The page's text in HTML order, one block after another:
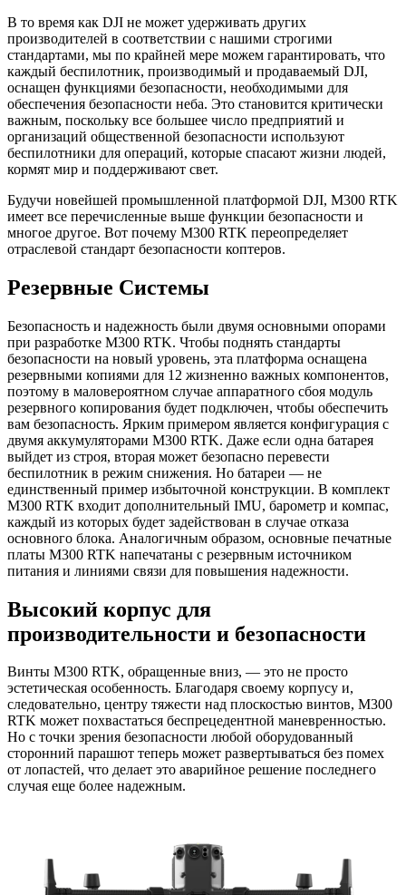
В то время как DJI не может удерживать других
производителей в соответствии с нашими строгими
стандартами, мы по крайней мере можем гарантировать, что
каждый беспилотник, производимый и продаваемый DJI,
оснащен функциями безопасности, необходимыми для
обеспечения безопасности неба. Это становится критически
важным, поскольку все большее число предприятий и
организаций общественной безопасности используют
беспилотники для операций, которые спасают жизни людей,
кормят мир и поддерживают свет.
Будучи новейшей промышленной платформой DJI, M300 RTK
имеет все перечисленные выше функции безопасности и
многое другое. Вот почему M300 RTK переопределяет
отраслевой стандарт безопасности коптеров.
Резервные Системы
Безопасность и надежность были двумя основными опорами
при разработке M300 RTK. Чтобы поднять стандарты
безопасности на новый уровень, эта платформа оснащена
резервными копиями для 12 жизненно важных компонентов,
поэтому в маловероятном случае аппаратного сбоя модуль
резервного копирования будет подключен, чтобы обеспечить
вам безопасность. Ярким примером является конфигурация с
двумя аккумуляторами M300 RTK. Даже если одна батарея
выйдет из строя, вторая может безопасно перевести
беспилотник в режим снижения. Но батареи — не
единственный пример избыточной конструкции. В комплект
M300 RTK входит дополнительный IMU, барометр и компас,
каждый из которых будет задействован в случае отказа
основного блока. Аналогичным образом, основные печатные
платы M300 RTK напечатаны с резервным источником
питания и линиями связи для повышения надежности.
Высокий корпус для
производительности и безопасности
Винты M300 RTK, обращенные вниз, — это не просто
эстетическая особенность. Благодаря своему корпусу и,
следовательно, центру тяжести над плоскостью винтов, M300
RTK может похвастаться беспрецедентной маневренностью.
Но с точки зрения безопасности любой оборудованный
сторонний парашют теперь может развертываться без помех
от лопастей, что делает это аварийное решение последнего
случая еще более надежным.